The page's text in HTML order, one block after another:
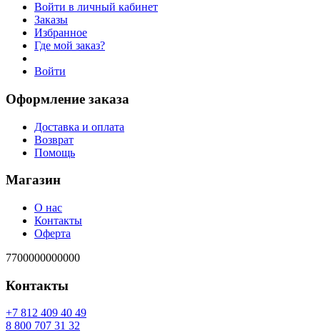
Войти в личный кабинет
Заказы
Избранное
Где мой заказ?
Войти
Оформление заказа
Доставка и оплата
Возврат
Помощь
Магазин
О нас
Контакты
Оферта
7700000000000
Контакты
94 04 904 218 7+
23 13 707 008 8